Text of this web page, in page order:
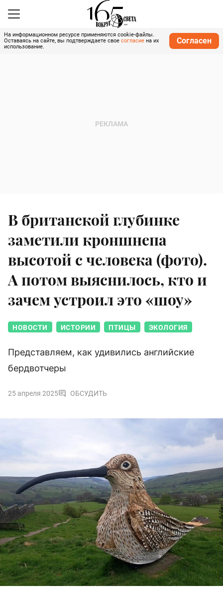
На информационном ресурсе применяются cookie-файлы.
Оставаясь на сайте, вы подтверждаете свое согласие на их
использование.
Согласен
В британской глубинке
заметили кроншнепа
высотой с человека (фото).
А потом выяснилось, кто и
зачем устроил это «шоу»
НОВОСТИ ИСТОРИИ ПТИЦЫ ЭКОЛОГИЯ
Представляем, как удивились английские
бердвотчеры
25 апреля 2025 ОБСУДИТЬ